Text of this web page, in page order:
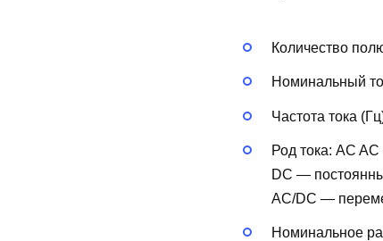
Количество
Номинальный
Частота тока
Род тока: AC
DC —
AC/DC —
Номинальное